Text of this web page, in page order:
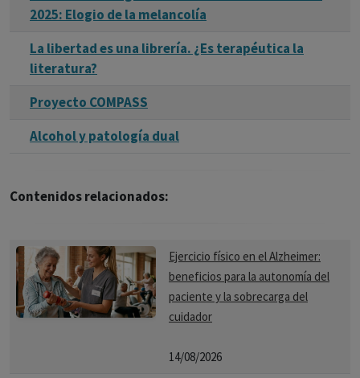
2025: Elogio de la melancolía
La libertad es una librería. ¿Es terapéutica la
literatura?
Proyecto COMPASS
Alcohol y patología dual
Contenidos relacionados:
Ejercicio físico en el Alzheimer:
beneficios para la autonomía del
paciente y la sobrecarga del
cuidador
14/08/2026